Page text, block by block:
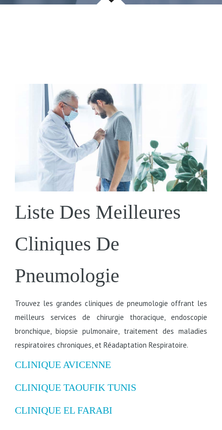
Liste Des Meilleures
Cliniques De
Pneumologie
Trouvez les grandes cliniques de pneumologie offrant les
meilleurs services de chirurgie thoracique, endoscopie
bronchique, biopsie pulmonaire, traitement des maladies
respiratoires chroniques, et Réadaptation Respiratoire.
CLINIQUE AVICENNE
CLINIQUE TAOUFIK TUNIS
CLINIQUE EL FARABI